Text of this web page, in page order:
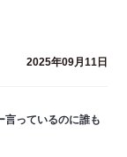
2025年09月11日
言っているのに誰も